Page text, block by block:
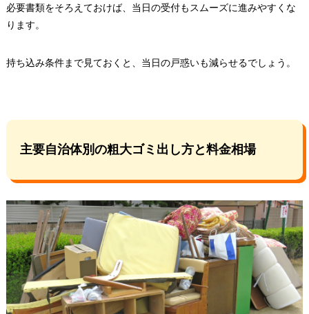
必要書類をそろえておけば、当日の受付もスムーズに進みやすくな
ります。
持ち込み条件まで見ておくと、当日の戸惑いも減らせるでしょう。
主要自治体別の粗大ゴミ出し方と料金相場